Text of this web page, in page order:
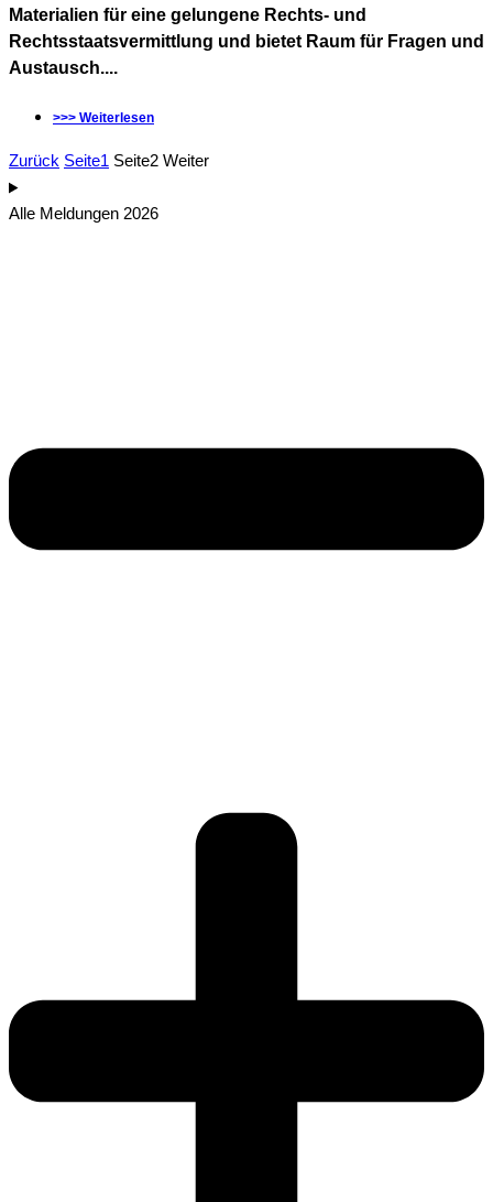
Materialien für eine gelungene Rechts- und
Rechtsstaatsvermittlung und bietet Raum für Fragen und
Austausch....
>>> Weiterlesen
Zurück Seite1 Seite2 Weiter
Alle Meldungen 2026